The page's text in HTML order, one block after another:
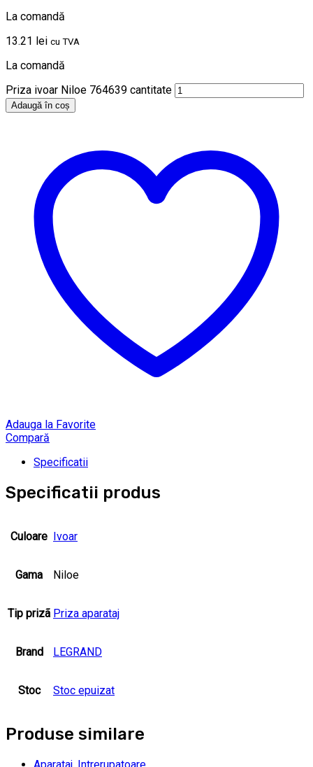
La comandă
13.21 lei cu TVA
La comandă
Priza ivoar Niloe 764639 cantitate
Adaugă în coș
Adauga la Favorite
Compară
Specificatii
Specificatii produs
Culoare Ivoar
Gama Niloe
Tip prizã Priza aparataj
Brand LEGRAND
Stoc Stoc epuizat
Produse similare